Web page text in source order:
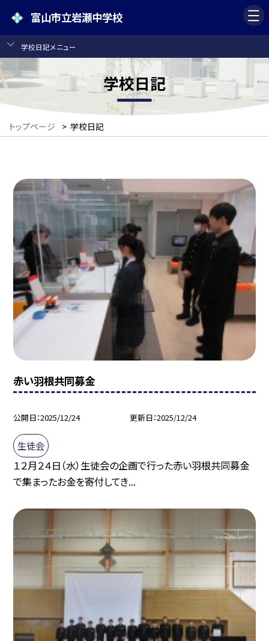
富山市立岩瀬中学校
学校日記メニュー
学校日記
トップページ > 学校日記
赤い羽根共同募金
公開日 2025/12/24 更新日 2025/12/24
生徒会
１２月２４日（水）生徒会の企画で行った赤い羽根共同募金
で集まったお金を寄付してき...